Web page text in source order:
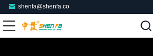
shenfa@shenfa.co